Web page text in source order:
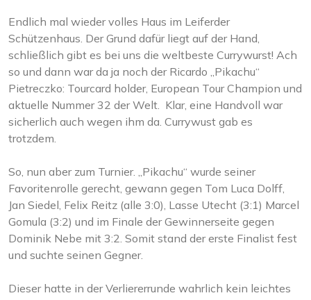
Endlich mal wieder volles Haus im Leiferder
Schützenhaus. Der Grund dafür liegt auf der Hand,
schließlich gibt es bei uns die weltbeste Currywurst! Ach
so und dann war da ja noch der Ricardo „Pikachu“
Pietreczko: Tourcard holder, European Tour Champion und
aktuelle Nummer 32 der Welt. Klar, eine Handvoll war
sicherlich auch wegen ihm da. Currywust gab es
trotzdem.
So, nun aber zum Turnier. „Pikachu“ wurde seiner
Favoritenrolle gerecht, gewann gegen Tom Luca Dolff,
Jan Siedel, Felix Reitz (alle 3:0), Lasse Utecht (3:1) Marcel
Gomula (3:2) und im Finale der Gewinnerseite gegen
Dominik Nebe mit 3:2. Somit stand der erste Finalist fest
und suchte seinen Gegner.
Dieser hatte in der Verliererrunde wahrlich kein leichtes